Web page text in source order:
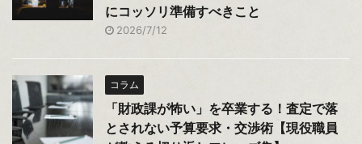
にコッソリ準備すべきこと
2026/7/12
コラム
「財政課が怖い」を卒業する！査定で落
とされない予算要求・交渉術【現役職員